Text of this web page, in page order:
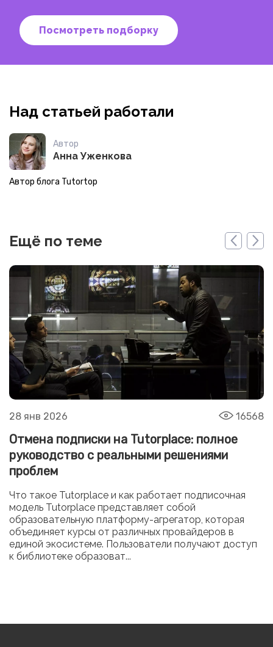
Посмотреть подборку
Над статьей работали
Автор
Анна Уженкова
Автор блога Tutortop
Ещё по теме
28 янв 2026 16568
Отмена подписки на Tutorplace: полное
руководство с реальными решениями
проблем
Что такое Tutorplace и как работает подписочная
модель Tutorplace представляет собой
образовательную платформу-агрегатор, которая
объединяет курсы от различных провайдеров в
единой экосистеме. Пользователи получают доступ
к библиотеке образоват...